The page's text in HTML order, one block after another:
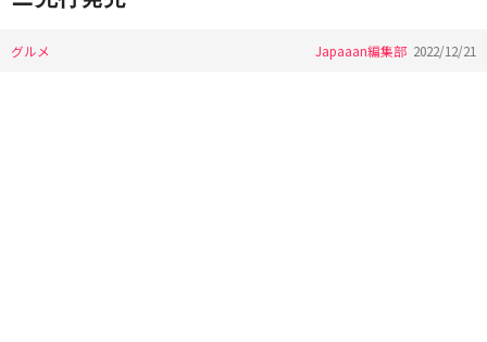
グルメ Japaaan編集部 2022/12/21